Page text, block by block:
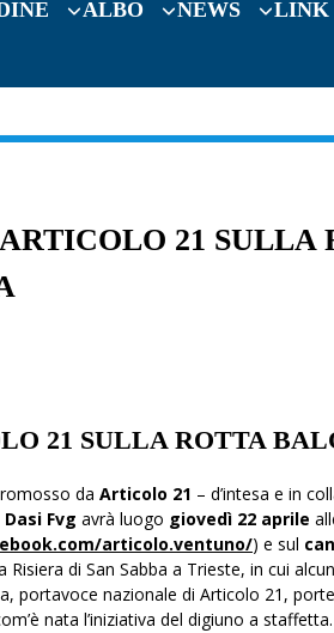
ALBO NEWS LINK
21 SULLA
21 SULLA ROTTA
da Articolo 21 – d’intesa e in
Fvg avrà luogo giovedì 22 aprile
articolo.ventuno/) e sul
di San Sabba a Trieste, in cui
portavoce nazionale di Articolo 21,
nata l’iniziativa del digiuno a staffetta.